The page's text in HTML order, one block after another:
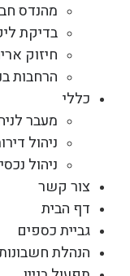
מהנדס
בדיקת
חיזוק
הרחבות
כללי
מעבר
ניהול
ניהול
צור קשר
דף הבית
גביית כספים
הנהלת חשבונות